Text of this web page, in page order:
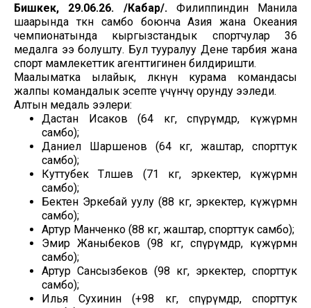
Бишкек, 29.06.26. /Кабар/.Филиппиндин Манила
шаарында өткөн самбо боюнча Азия жана Океания
чемпионатында кыргызстандык спортчулар 36
медалга ээ болушту. Бул тууралуу Дене тарбия жана
спорт мамлекеттик агенттигинен билдиришти.
Маалыматка ылайык, өлкөнүн курама командасы
жалпы командалык эсепте үчүнчү орунду ээледи.
Алтын медаль ээлери:
Дастан Исаков (64 кг, өспүрүмдөр, күжүрмөн
самбо);
Даниел Шаршенов (64 кг, жаштар, спорттук
самбо);
Куттубек Төлөшев (71 кг, эркектер, күжүрмөн
самбо);
Бектен Эркебай уулу (88 кг, эркектер, күжүрмөн
самбо);
Артур Манченко (88 кг, жаштар, спорттук самбо);
Эмир Жаныбеков (98 кг, өспүрүмдөр, күжүрмөн
самбо);
Артур Сансызбеков (98 кг, эркектер, спорттук
самбо);
Илья Сухинин (+98 кг, өспүрүмдөр, спорттук